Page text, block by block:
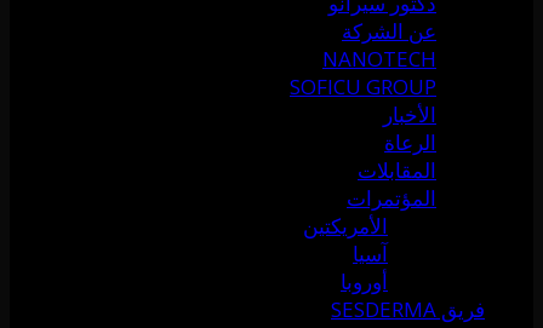
عن الشركة
NANOTECH
SOFICU GROUP
الأخبار
الرعاة
المقابلات
المؤتمرات
الأمريكتين
آسيا
أوروبا
فريق SESDERMA